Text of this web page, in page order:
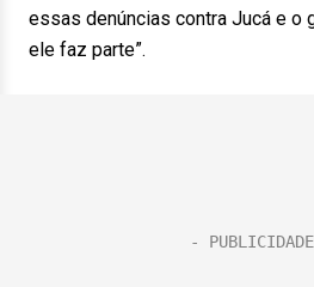
essas denúncias contra Jucá e o
ele faz parte”.